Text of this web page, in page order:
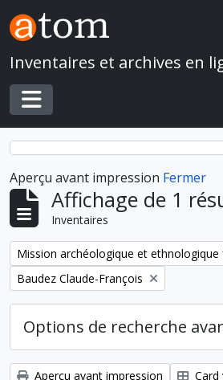
Skip to main content
Inventaires et archives en
Toggle navigation
Aperçu avant impression Fermer
Affichage de 1
Inventaires
Remove filter:
Remove filter:
Baudez Claude-François
Options de recherche
Aperçu avant impression Card